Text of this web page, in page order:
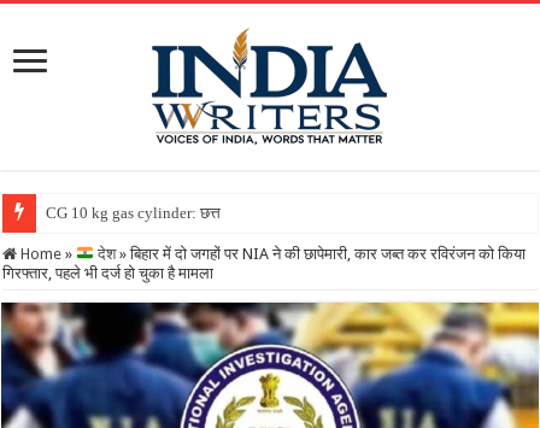
CG 10 kg gas cylinder: छत्तीसगढ़ में पहली बार मिलेगा 10 क
Home » देश » बिहार में दो जगहों पर NIA ने की छापेमारी, कार जब्त कर रविरंजन को किया
गिरफ्तार, पहले भी दर्ज हो चुका है मामला